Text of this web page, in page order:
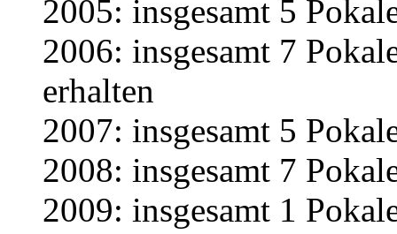
2005: insgesamt 5
2006: insgesamt 7
erhalten
2007: insgesamt 5
2008: insgesamt 7
2009: insgesamt 1